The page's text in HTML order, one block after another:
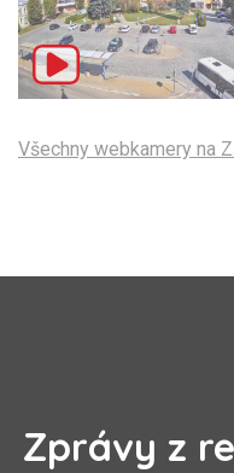
Všechny webkamery na
Zprávy z